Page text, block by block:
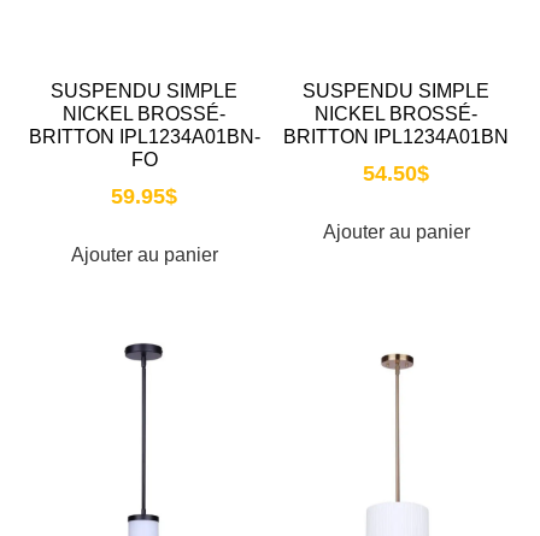
SUSPENDU SIMPLE
NICKEL BROSSÉ-
BRITTON IPL1234A01BN-
FO
59.95$
Ajouter au panier
SUSPENDU SIMPLE
NICKEL BROSSÉ-
BRITTON IPL1234A01BN
54.50$
Ajouter au panier